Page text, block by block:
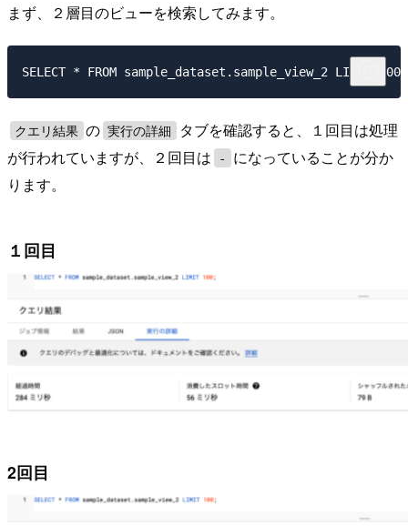
まず、２層目のビューを検索してみます。
クエリ結果 の 実行の詳細
タブを確認すると、１回目は処理
が行われていますが、２回目は
-
になっていることが分か
ります。
１回目
2回目